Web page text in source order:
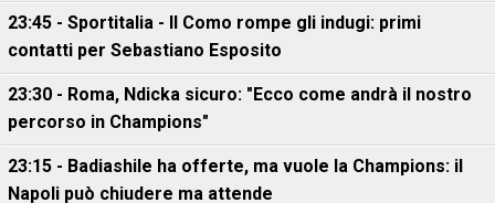
23:45 - Sportitalia - Il Como rompe gli indugi: primi
contatti per Sebastiano Esposito
23:30 - Roma, Ndicka sicuro: "Ecco come andrà il nostro
percorso in Champions"
23:15 - Badiashile ha offerte, ma vuole la Champions: il
Napoli può chiudere ma attende